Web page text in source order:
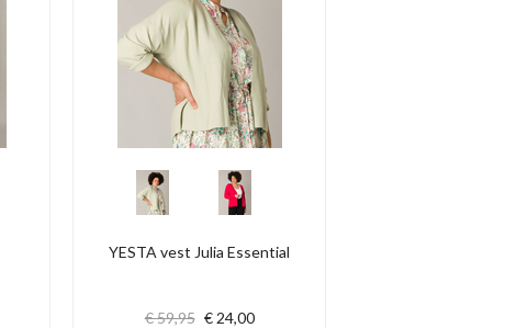
YESTA vest Julia Essential
€ 59,95 € 24,00